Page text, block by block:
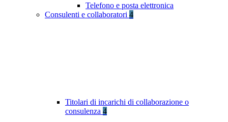
Telefono e posta elettronica
Consulenti e collaboratori 4
Titolari di incarichi di collaborazione o
consulenza 4